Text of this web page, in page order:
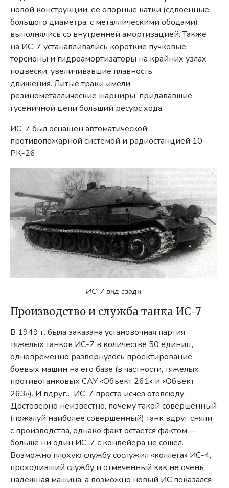
новой конструкции, её опорные катки (сдвоенные,
большого диаметра, с металлическими ободами)
выполнялись со внутренней амортизацией. Также
на ИС-7 устанавливались короткие пучковые
торсионы и гидроамортизаторы на крайних узлах
подвески, увеличивавшие плавность
движения. Литые траки имели
резинометаллические шарниры, придававшие
гусеничной цепи больший ресурс хода.
ИС-7 был оснащен автоматической
противопожарной системой и радиостанцией 10-
РК-26.
ИС-7 вид сзади
Производство и служба танка ИС-7
В 1949 г. была заказана установочная партия
тяжелых танков ИС-7 в количестве 50 единиц,
одновременно развернулось проектирование
боевых машин на его базе (в частности, тяжелых
противотанковых САУ «Объект 261» и «Объект
263»). И вдруг… ИС-7 просто исчез отовсюду.
Достоверно неизвестно, почему такой совершенный
(пожалуй наиболее совершенный) танк вдруг сняли
с производства, однако факт остается фактом —
больше ни один ИС-7 с конвейера не сошел.
Возможно плохую службу сослужил «коллега» ИС-4,
проходивший службу и отмеченный как не очень
надежная машина, а возможно новый ИС показался